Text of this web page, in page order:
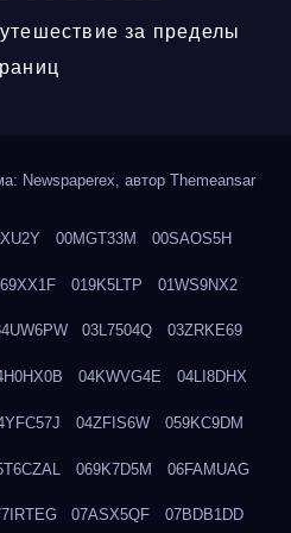
за пределы
Newspaperex, автор Themeansar
00MGT33M 00SAOS5H
019K5LTP 01WS9NX2
03L7504Q 03ZRKE69
04KWVG4E 04LI8DHX
04ZFIS6W 059KC9DM
069K7D5M 06FAMUAG
07ASX5QF 07BDB1DD